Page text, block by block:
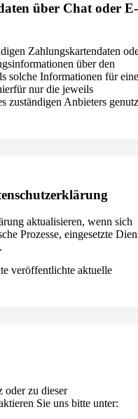
über Chat oder E-
Zahlungskartendaten
über den
solche Informationen für
nur die jeweils
zuständigen Anbieters
aktualisieren, wenn sich
Prozesse, eingesetzte
veröffentlichte aktuelle
oder zu dieser
Sie uns bitte unter: